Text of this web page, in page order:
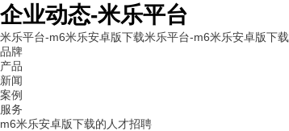
企业动态-米乐平台
米乐平台-m6米乐安卓版下载米乐平台-m6米乐安卓版下载
品牌
产品
新闻
案例
服务
m6米乐安卓版下载的人才招聘